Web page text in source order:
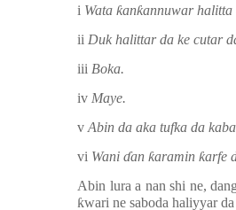
i Wata ƙanƙannuwar halitta
ii Duk halittar da ke cutar
iii Boka.
iv Maye.
v Abin da aka tufka da
vi Wani ɗan ƙaramin ƙarfe
Abin lura a nan shi ne,
ƙwari ne saboda haliyyar